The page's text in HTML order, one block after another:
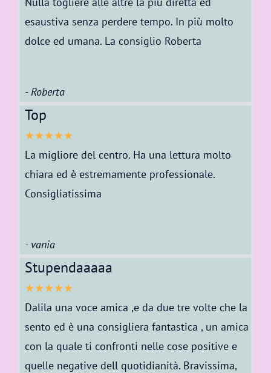
esaustiva senza perdere tempo. In più molto
dolce ed umana. La consiglio Roberta
- Roberta
Top
★★★★★
La migliore del centro. Ha una lettura molto
chiara ed è estremamente professionale.
Consigliatissima
- vania
Stupendaaaaa
★★★★★
Dalila una voce amica ,e da due tre volte che la
sento ed è una consigliera fantastica , un amica
con la quale ti confronti nelle cose positive e
quelle negative dell quotidianità. Bravissima,